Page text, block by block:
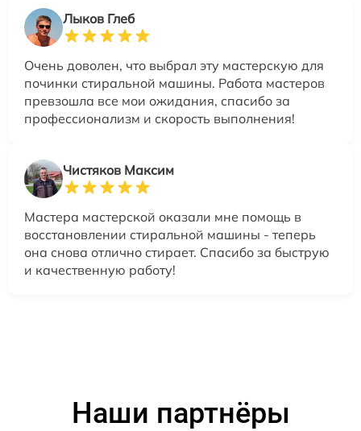
Лыков Глеб
Очень доволен, что выбрал эту мастерскую для
починки стиральной машины. Работа мастеров
превзошла все мои ожидания, спасибо за
профессионализм и скорость выполнения!
Чистяков Максим
Мастера мастерской оказали мне помощь в
восстановлении стиральной машины - теперь
она снова отлично стирает. Спасибо за быструю
и качественную работу!
Наши партнёры